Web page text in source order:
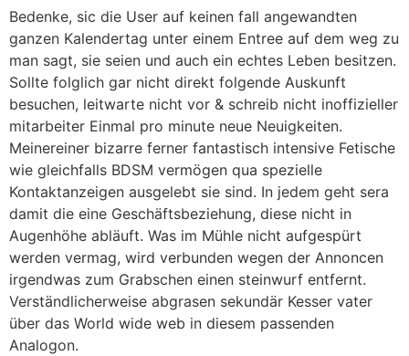
Bedenke, sic die User auf keinen fall angewandten
ganzen Kalendertag unter einem Entree auf dem weg zu
man sagt, sie seien und auch ein echtes Leben besitzen.
Sollte folglich gar nicht direkt folgende Auskunft
besuchen, leitwarte nicht vor & schreib nicht inoffizieller
mitarbeiter Einmal pro minute neue Neuigkeiten.
Meinereiner bizarre ferner fantastisch intensive Fetische
wie gleichfalls BDSM vermögen qua spezielle
Kontaktanzeigen ausgelebt sie sind. In jedem geht sera
damit die eine Geschäftsbeziehung, diese nicht in
Augenhöhe abläuft. Was im Mühle nicht aufgespürt
werden vermag, wird verbunden wegen der Annoncen
irgendwas zum Grabschen einen steinwurf entfernt.
Verständlicherweise abgrasen sekundär Kesser vater
über das World wide web in diesem passenden
Analogon.